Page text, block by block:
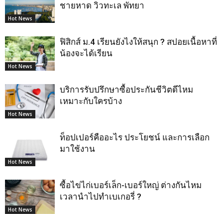
Hot News
ชายหาด วิวทะเล พัทยา
Hot News
ฟิสิกส์ ม.4 เรียนยังไงให้สนุก ? สปอยเนื้อหาที่
น้องจะได้เรียน
Hot News
บริการรับปรึกษาซื้อประกันชีวิตดีไหม
เหมาะกับใครบ้าง
Hot News
ท็อปเปอร์คืออะไร ประโยชน์ และการเลือก
มาใช้งาน
Hot News
ซื้อไข่ไก่เบอร์เล็ก-เบอร์ใหญ่ ต่างกันไหม
เวลานำไปทำเบเกอรี่ ?